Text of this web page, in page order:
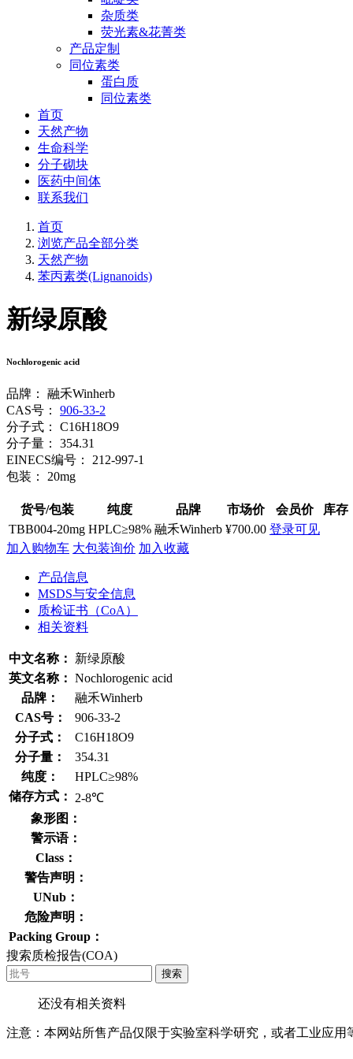
杂质类
荧光素&花菁类
产品定制
同位素类
蛋白质
同位素类
首页
天然产物
生命科学
分子砌块
医药中间体
联系我们
首页
浏览产品全部分类
天然产物
苯丙素类(Lignanoids)
新绿原酸
Nochlorogenic acid
品牌：
融禾Winherb
CAS号：
906-33-2
分子式：
C16H18O9
分子量：
354.31
EINECS编号：
212-997-1
包装：
20mg
货号/包装 纯度 品牌 市场价 会员价
库存
TBB004-20mg HPLC≥98% 融禾Winherb ¥700.00 登录可见
加入购物车 大包装询价 加入收藏
产品信息
MSDS与安全信息
质检证书（CoA）
相关资料
中文名称：
新绿原酸
英文名称： Nochlorogenic acid
品牌：
融禾Winherb
CAS号：
906-33-2
分子式：
C16H18O9
分子量：
354.31
纯度：
HPLC≥98%
储存方式：
2-8℃
象形图：
警示语：
Class：
警告声明：
UNub：
危险声明：
Packing Group：
搜索质检报告(COA)
搜索
还没有相关资料
注意：本网站所售产品仅限于实验室科学研究，或者工业应